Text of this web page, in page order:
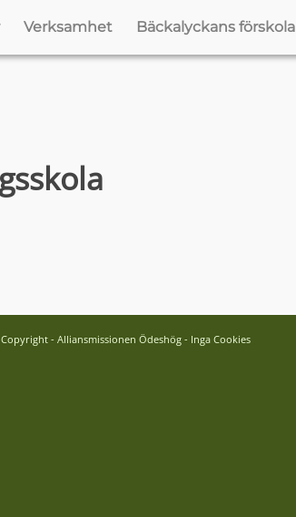
Verksamhet Bäckalyckans förskola
- Alliansmissionen Ödeshög - Inga Cookies